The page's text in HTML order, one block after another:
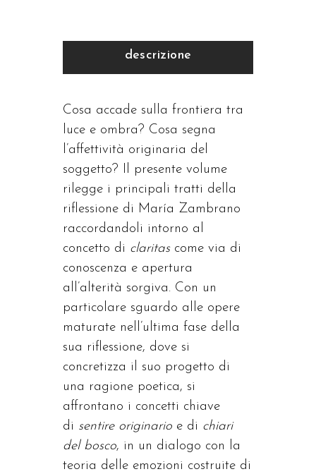
descrizione
Cosa accade sulla frontiera tra
luce e ombra? Cosa segna
l’affettività originaria del
soggetto? Il presente volume
rilegge i principali tratti della
riflessione di María Zambrano
raccordandoli intorno al
concetto di claritas come via di
conoscenza e apertura
all’alterità sorgiva. Con un
particolare sguardo alle opere
maturate nell’ultima fase della
sua riflessione, dove si
concretizza il suo progetto di
una ragione poetica, si
affrontano i concetti chiave
di sentire originario e di chiari
del bosco, in un dialogo con la
teoria delle emozioni costruite di